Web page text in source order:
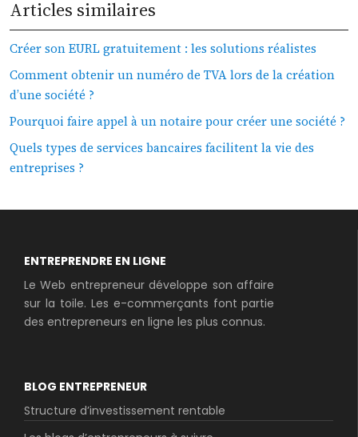
Articles similaires
Créer son EURL gratuitement : les solutions réalistes
Comment obtenir un numéro de TVA lors de la création
d’une société ?
Pourquoi faire appel à un notaire pour créer une société ?
Quels types de services bancaires facilitent la vie des
entreprises ?
ENTREPRENDRE EN LIGNE
Le Web entrepreneur développe son affaire
sur la toile. Les e-commerçants font partie
des entrepreneurs en ligne les plus connus.
BLOG ENTREPRENEUR
Structure d’investissement rentable